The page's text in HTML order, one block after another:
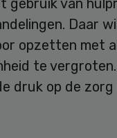
Daar
opzetten met
te
druk op de zorg